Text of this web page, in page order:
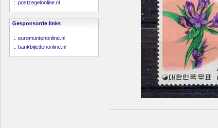
:. postzegelonline.nl
Gesponsorde links
:. euromuntenonline.nl
:. bankbiljettenonline.nl